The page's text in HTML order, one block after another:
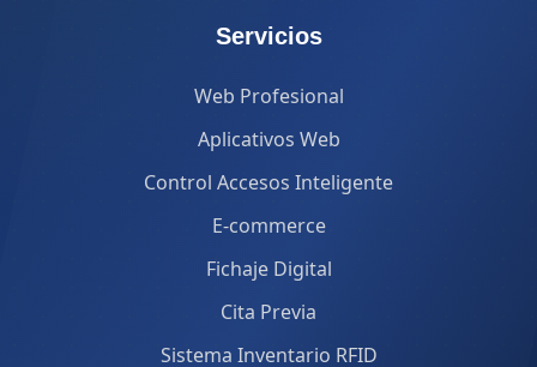
Servicios
Web Profesional
Aplicativos Web
Control Accesos Inteligente
E-commerce
Fichaje Digital
Cita Previa
Sistema Inventario RFID